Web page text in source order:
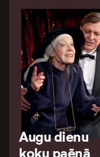
Augu dienu